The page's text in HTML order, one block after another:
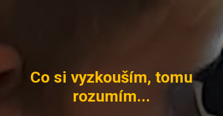
Co si vyzkouším, tomu
rozumím...